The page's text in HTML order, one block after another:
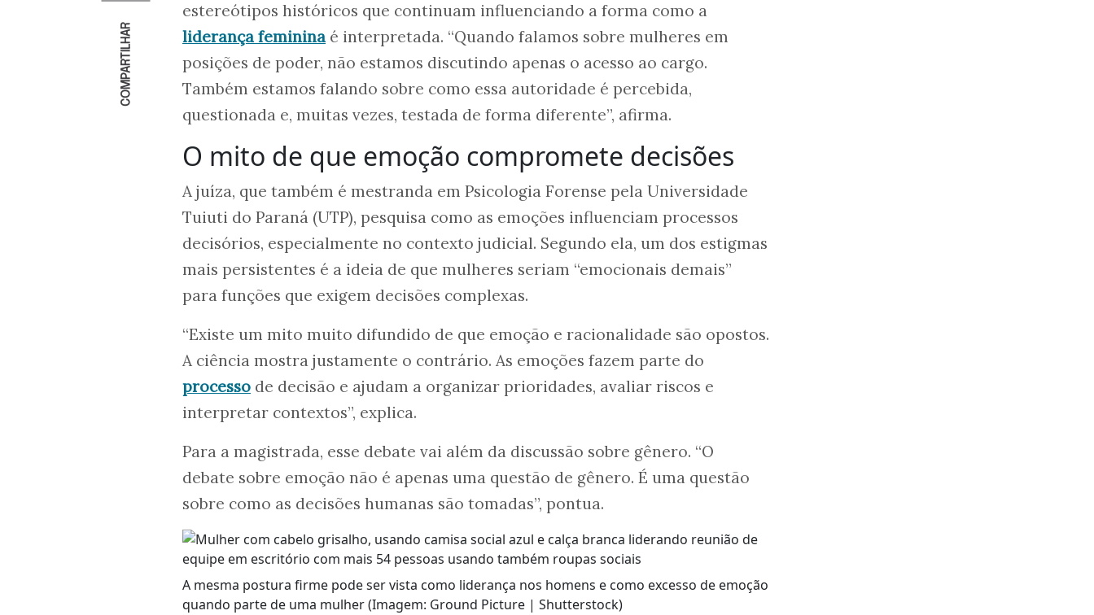
COMPARTILHAR
estereótipos históricos que continuam influenciando a forma como a
liderança feminina é interpretada. “Quando falamos sobre mulheres em
posições de poder, não estamos discutindo apenas o acesso ao cargo.
Também estamos falando sobre como essa autoridade é percebida,
questionada e, muitas vezes, testada de forma diferente”, afirma.
O mito de que emoção compromete decisões
A juíza, que também é mestranda em Psicologia Forense pela Universidade
Tuiuti do Paraná (UTP), pesquisa como as emoções influenciam processos
decisórios, especialmente no contexto judicial. Segundo ela, um dos estigmas
mais persistentes é a ideia de que mulheres seriam “emocionais demais”
para funções que exigem decisões complexas.
“Existe um mito muito difundido de que emoção e racionalidade são opostos.
A ciência mostra justamente o contrário. As emoções fazem parte do
processo de decisão e ajudam a organizar prioridades, avaliar riscos e
interpretar contextos”, explica.
Para a magistrada, esse debate vai além da discussão sobre gênero. “O
debate sobre emoção não é apenas uma questão de gênero. É uma questão
sobre como as decisões humanas são tomadas”, pontua.
A mesma postura firme pode ser vista como liderança nos homens e como excesso de emoção
quando parte de uma mulher (Imagem: Ground Picture | Shutterstock)